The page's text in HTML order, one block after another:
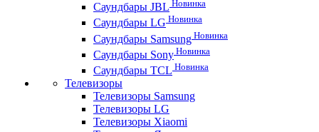
Саундбары JBL Новинка
Саундбары LG Новинка
Саундбары Samsung Новинка
Саундбары Sony Новинка
Саундбары TCL Новинка
Телевизоры
Телевизоры Samsung
Телевизоры LG
Телевизоры Xiaomi